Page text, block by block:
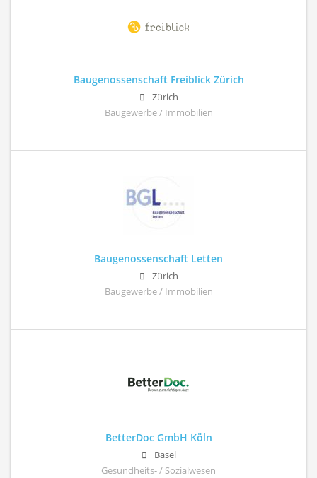
Baugenossenschaft Freiblick Zürich
Zürich
Baugewerbe / Immobilien
Baugenossenschaft Letten
Zürich
Baugewerbe / Immobilien
BetterDoc GmbH Köln
Basel
Gesundheits- / Sozialwesen